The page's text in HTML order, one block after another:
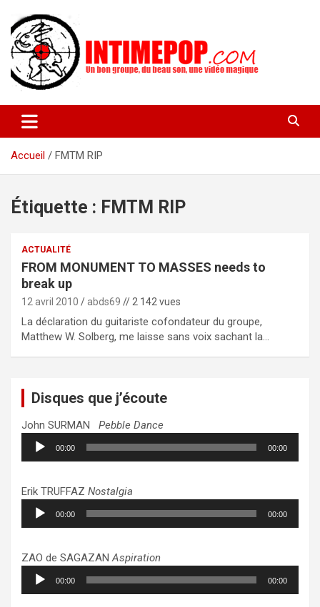
contenu
intimepop.com
actuelles pop rock, post-rock, indé sur Lyon. rock pop concert
lyon
Accueil
FMTM RIP
Étiquette : FMTM RIP
ACTUALITÉ
FROM MONUMENT TO MASSES needs to
break up
12 avril 2010 abds69 // 2 142 vues
La déclaration du guitariste cofondateur du groupe,
Matthew W. Solberg, me laisse sans voix sachant la…
Disques que j’écoute
John SURMAN Pebble Dance
Lecteur
audio
00:00 00:00
Erik TRUFFAZ Nostalgia
Lecteur
audio
00:00 00:00
ZAO de SAGAZANAspiration
Lecteur
audio
00:00 00:00